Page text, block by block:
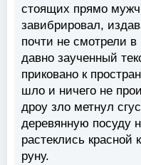
стоящих прямо
завибрировал,
почти не смотрели в
давно заученный
приковано к
шло и ничего не
дроу зло метнул
деревянную посуду
растеклись красной
руну.